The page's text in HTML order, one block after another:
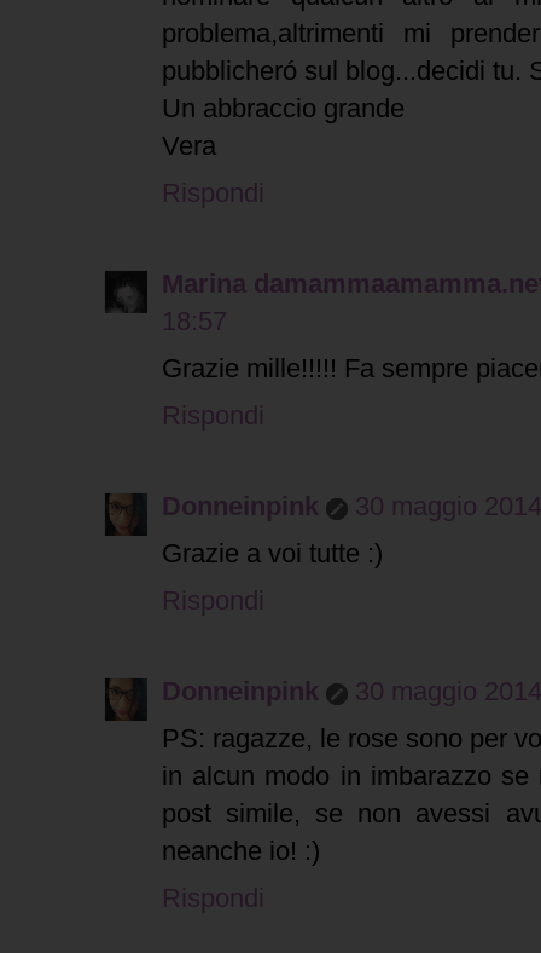
problema,altrimenti mi
pubblicheró sul blog...decidi tu.
Un abbraccio grande
Vera
Rispondi
Marina
18:57
Grazie mille!!!!! Fa sempre
Rispondi
Donneinpink
30 maggio
Grazie a voi tutte :)
Rispondi
Donneinpink
30 maggio
PS: ragazze, le rose sono per
in alcun modo in imbarazzo
post simile, se non avessi
neanche io! :)
Rispondi